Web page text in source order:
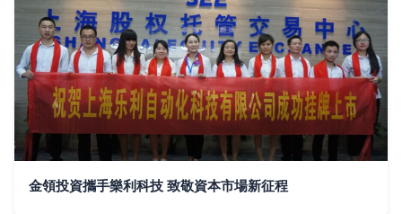
金領投資攜手樂利科技 致敬資本市場新征程